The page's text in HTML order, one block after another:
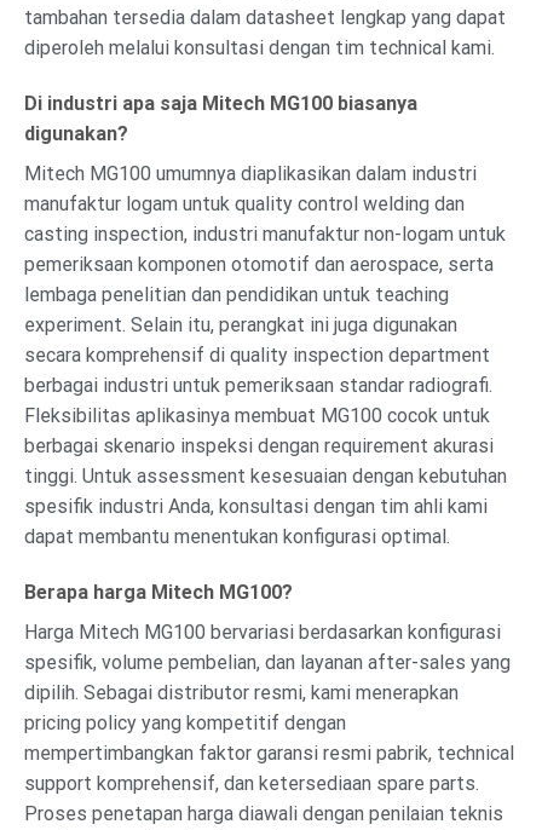
tambahan tersedia dalam datasheet lengkap yang dapat
diperoleh melalui konsultasi dengan tim technical kami.
Di industri apa saja Mitech MG100 biasanya
digunakan?
Mitech MG100 umumnya diaplikasikan dalam industri
manufaktur logam untuk quality control welding dan
casting inspection, industri manufaktur non-logam untuk
pemeriksaan komponen otomotif dan aerospace, serta
lembaga penelitian dan pendidikan untuk teaching
experiment. Selain itu, perangkat ini juga digunakan
secara komprehensif di quality inspection department
berbagai industri untuk pemeriksaan standar radiografi.
Fleksibilitas aplikasinya membuat MG100 cocok untuk
berbagai skenario inspeksi dengan requirement akurasi
tinggi. Untuk assessment kesesuaian dengan kebutuhan
spesifik industri Anda, konsultasi dengan tim ahli kami
dapat membantu menentukan konfigurasi optimal.
Berapa harga Mitech MG100?
Harga Mitech MG100 bervariasi berdasarkan konfigurasi
spesifik, volume pembelian, dan layanan after-sales yang
dipilih. Sebagai distributor resmi, kami menerapkan
pricing policy yang kompetitif dengan
mempertimbangkan faktor garansi resmi pabrik, technical
support komprehensif, dan ketersediaan spare parts.
Proses penetapan harga diawali dengan penilaian teknis